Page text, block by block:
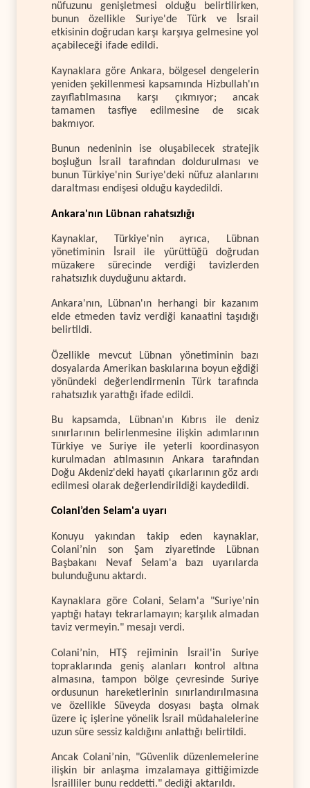
nüfuzunu genişletmesi olduğu belirtilirken,
bunun özellikle Suriye'de Türk ve İsrail
etkisinin doğrudan karşı karşıya gelmesine yol
açabileceği ifade edildi.
Kaynaklara göre Ankara, bölgesel dengelerin
yeniden şekillenmesi kapsamında Hizbullah'ın
zayıflatılmasına karşı çıkmıyor; ancak
tamamen tasfiye edilmesine de sıcak
bakmıyor.
Bunun nedeninin ise oluşabilecek stratejik
boşluğun İsrail tarafından doldurulması ve
bunun Türkiye'nin Suriye'deki nüfuz alanlarını
daraltması endişesi olduğu kaydedildi.
Ankara'nın Lübnan rahatsızlığı
Kaynaklar, Türkiye'nin ayrıca, Lübnan
yönetiminin İsrail ile yürüttüğü doğrudan
müzakere sürecinde verdiği tavizlerden
rahatsızlık duyduğunu aktardı.
Ankara'nın, Lübnan'ın herhangi bir kazanım
elde etmeden taviz verdiği kanaatini taşıdığı
belirtildi.
Özellikle mevcut Lübnan yönetiminin bazı
dosyalarda Amerikan baskılarına boyun eğdiği
yönündeki değerlendirmenin Türk tarafında
rahatsızlık yarattığı ifade edildi.
Bu kapsamda, Lübnan'ın Kıbrıs ile deniz
sınırlarının belirlenmesine ilişkin adımlarının
Türkiye ve Suriye ile yeterli koordinasyon
kurulmadan atılmasının Ankara tarafından
Doğu Akdeniz'deki hayati çıkarlarının göz ardı
edilmesi olarak değerlendirildiği kaydedildi.
Colani’den Selam'a uyarı
Konuyu yakından takip eden kaynaklar,
Colani’nin son Şam ziyaretinde Lübnan
Başbakanı Nevaf Selam'a bazı uyarılarda
bulunduğunu aktardı.
Kaynaklara göre Colani, Selam'a "Suriye'nin
yaptığı hatayı tekrarlamayın; karşılık almadan
taviz vermeyin." mesajı verdi.
Colani’nin, HTŞ rejiminin İsrail'in Suriye
topraklarında geniş alanları kontrol altına
almasına, tampon bölge çevresinde Suriye
ordusunun hareketlerinin sınırlandırılmasına
ve özellikle Süveyda dosyası başta olmak
üzere iç işlerine yönelik İsrail müdahalelerine
uzun süre sessiz kaldığını anlattığı belirtildi.
Ancak Colani’nin, "Güvenlik düzenlemelerine
ilişkin bir anlaşma imzalamaya gittiğimizde
İsrailliler bunu reddetti." dediği aktarıldı.